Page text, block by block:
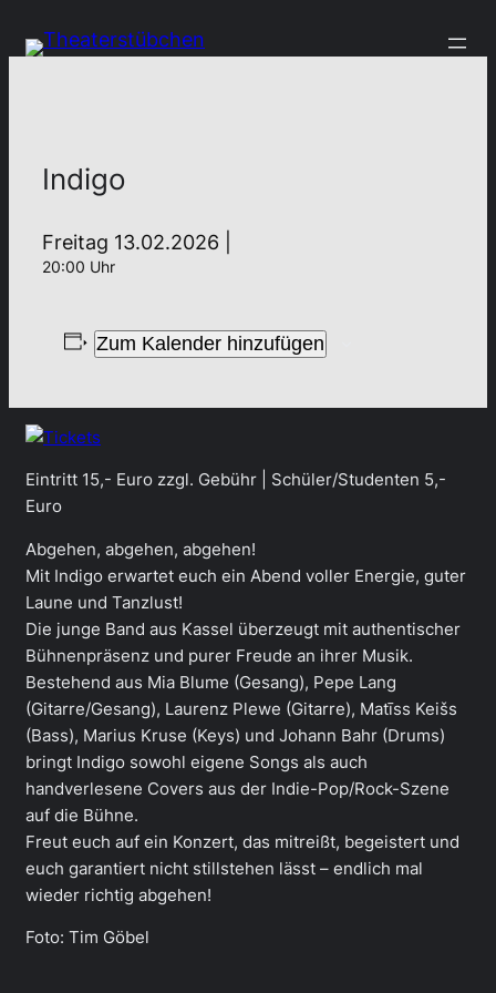
Indigo
Freitag 13.02.2026 |
20:00 Uhr
Zum Kalender hinzufügen
Eintritt 15,- Euro zzgl. Gebühr | Schüler/Studenten 5,-
Euro
Abgehen, abgehen, abgehen!
Mit Indigo erwartet euch ein Abend voller Energie, guter
Laune und Tanzlust!
Die junge Band aus Kassel überzeugt mit authentischer
Bühnenpräsenz und purer Freude an ihrer Musik.
Bestehend aus Mia Blume (Gesang), Pepe Lang
(Gitarre/Gesang), Laurenz Plewe (Gitarre), Matīss Keišs
(Bass), Marius Kruse (Keys) und Johann Bahr (Drums)
bringt Indigo sowohl eigene Songs als auch
handverlesene Covers aus der Indie-Pop/Rock-Szene
auf die Bühne.
Freut euch auf ein Konzert, das mitreißt, begeistert und
euch garantiert nicht stillstehen lässt – endlich mal
wieder richtig abgehen!
Foto: Tim Göbel